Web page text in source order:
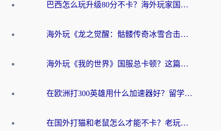
巴西怎么玩升级80分不卡？海外玩家国服游戏加速器终极指南（附避坑技巧）
海外玩《龙之觉醒：骷髅传奇冰雪合击》延迟高？这篇指南帮你解决卡顿烦恼！
海外玩《我的世界》国服总卡顿？这篇我的世界游戏加速器指南帮你解决所有问题
在欧洲打300英雄用什么加速器好？留学生亲测有效的解决方案来了
在国外打猫和老鼠怎么才能不卡？老玩家亲测的终极加速指南